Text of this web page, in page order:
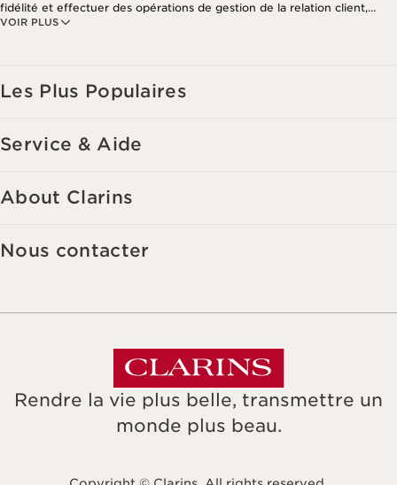
VOIR PLUS
fidélité et effectuer des opérations de gestion de la relation client,
notamment pour vous adresser des offres personnalisées en fonction
Les Plus Populaires
Service & Aide
About Clarins
Nous contacter
Rendre la vie plus belle, transmettre un
monde plus beau.